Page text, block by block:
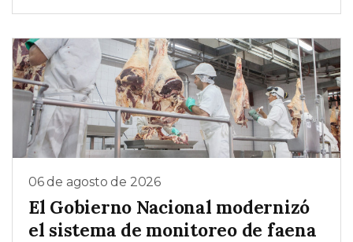
06 de agosto de 2026
El Gobierno Nacional modernizó
el sistema de monitoreo de faena